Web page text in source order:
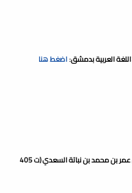
العربية بدمشق:اضغط هنا
الشاعر: أبو نصر عبد العزيز بن عمر بن محمد بن نباتة السعدي (ت 405